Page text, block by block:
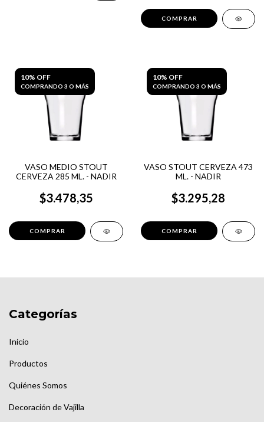
10% OFF
COMPRANDO 3 O MÁS
VASO MEDIO STOUT
CERVEZA 285 ML. - NADIR
$3.478,35
10% OFF
COMPRANDO 3 O MÁS
VASO STOUT CERVEZA 473
ML. - NADIR
$3.295,28
Categorías
Inicio
Productos
Quiénes Somos
Decoración de Vajilla